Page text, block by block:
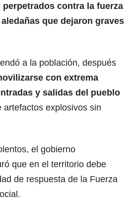
contra la fuerza
que dejaron graves
a la población, después
con extrema
y salidas del pueblo
artefactos explosivos sin
el gobierno
que en el territorio debe
de respuesta de la Fuerza